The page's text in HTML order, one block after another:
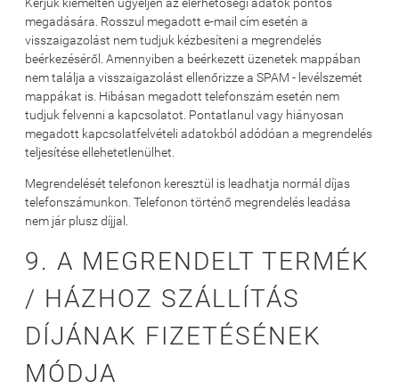
megadására. Rosszul megadott e-mail cím esetén a
visszaigazolást nem tudjuk kézbesíteni a megrendelés
beérkezéséről. Amennyiben a beérkezett üzenetek mappában
nem találja a visszaigazolást ellenőrizze a SPAM - levélszemét
mappákat is. Hibásan megadott telefonszám esetén nem
tudjuk felvenni a kapcsolatot. Pontatlanul vagy hiányosan
megadott kapcsolatfelvételi adatokból adódóan a megrendelés
teljesítése ellehetetlenülhet.
Megrendelését telefonon keresztül is leadhatja normál díjas
telefonszámunkon. Telefonon történő megrendelés leadása
nem jár plusz díjjal.
9. A MEGRENDELT TERMÉK
/ HÁZHOZ SZÁLLÍTÁS
DÍJÁNAK FIZETÉSÉNEK
MÓDJA